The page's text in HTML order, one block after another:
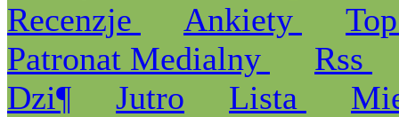
Recenzje
Ankiety
Patronat Medialny
Rss
Dzi¶
Jutro Lista